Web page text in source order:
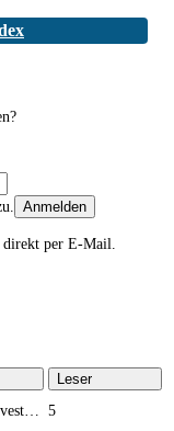
Anmelden
per E-Mail.
Leser
5